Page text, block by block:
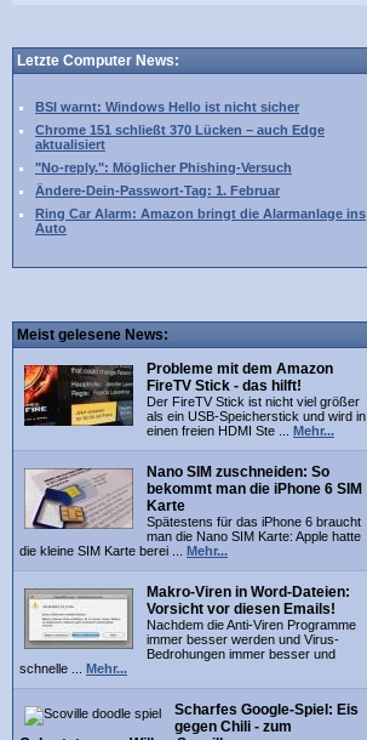
Letzte Computer News:
BSI warnt: Windows Hello ist nicht sicher
Chrome 151 schließt 370 Lücken – auch Edge
aktualisiert
"No-reply.": Möglicher Phishing-Versuch
Ändere-Dein-Passwort-Tag: 1. Februar
Ring Car Alarm: Amazon bringt die Alarmanlage ins
Auto
Meist gelesene News:
Probleme mit dem Amazon
FireTV Stick - das hilft!
Der FireTV Stick ist nicht viel größer
als ein USB-Speicherstick und wird in
einen freien HDMI Ste ... Mehr...
Nano SIM zuschneiden: So
bekommt man die iPhone 6 SIM
Karte
Spätestens für das iPhone 6 braucht
man die Nano SIM Karte: Apple hatte
die kleine SIM Karte berei ... Mehr...
Makro-Viren in Word-Dateien:
Vorsicht vor diesen Emails!
Nachdem die Anti-Viren Programme
immer besser werden und Virus-
Bedrohungen immer besser und
schnelle ... Mehr...
Scharfes Google-Spiel: Eis
gegen Chili - zum